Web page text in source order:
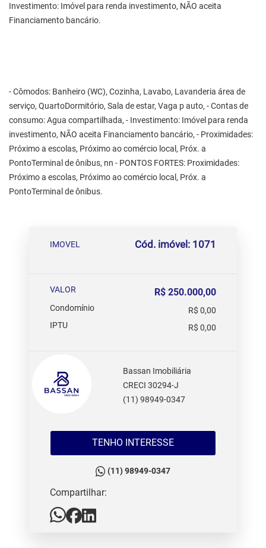
Investimento: Imóvel para renda investimento, NÃO aceita
Financiamento bancário.
- Cômodos: Banheiro (WC), Cozinha, Lavabo, Lavanderia área de
serviço, QuartoDormitório, Sala de estar, Vaga p auto, - Contas de
consumo: Agua compartilhada, - Investimento: Imóvel para renda
investimento, NÃO aceita Financiamento bancário, - Proximidades:
Próximo a escolas, Próximo ao comércio local, Próx. a
PontoTerminal de ônibus, nn - PONTOS FORTES: Proximidades:
Próximo a escolas, Próximo ao comércio local, Próx. a
PontoTerminal de ônibus.
IMOVEL Cód. imóvel: 1071
VALOR R$ 250.000,00
Condomínio
R$ 0,00
IPTU
R$ 0,00
Bassan Imobiliária
CRECI 30294-J
(11) 98949-0347
TENHO INTERESSE
(11) 98949-0347
Compartilhar: